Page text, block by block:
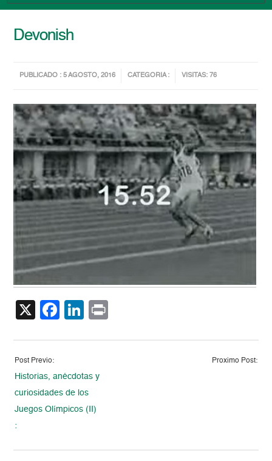
Devonish
PUBLICADO : 5 AGOSTO, 2016 CATEGORIA : VISITAS: 76
X Facebook
LinkedIn
Post Previo:
Historias, anécdotas y
curiosidades de los
Juegos Olímpicos (II)
:
Proximo Post: